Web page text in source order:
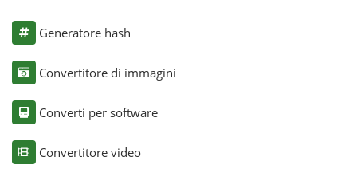
Generatore hash
Convertitore di immagini
Converti per software
Convertitore video